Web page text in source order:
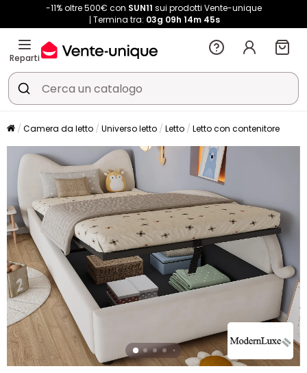
-11% oltre 500€ con SUN11 sui prodotti Vente-unique
Termina tra: 03g 09h 14m 45s
Reparti
Camera da letto Universo letto Letto Letto con contenitore